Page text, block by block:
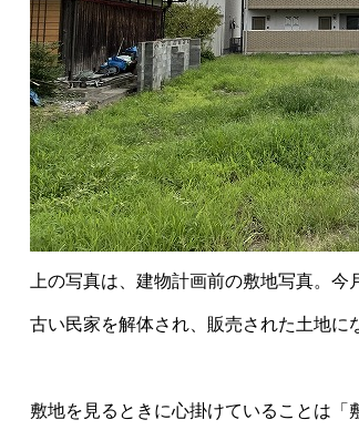
上の写真は、建物計画前の敷地写真。
古い民家を解体され、販売された土地に
敷地を見るときに心掛けていることは「